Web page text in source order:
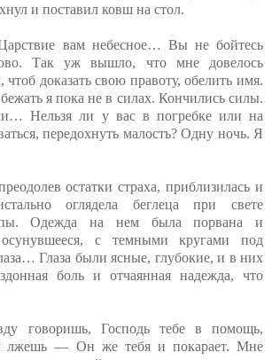
и поставил ковш на стол.
вам небесное… Вы не бойтесь
Так уж вышло, что мне довелось
чтоб доказать свою правоту, обелить имя.
я пока не в силах. Кончились силы.
Нельзя ли у вас в погребке или на
передохнуть малость? Одну ночь. Я
остатки страха, приблизилась и
оглядела беглеца при свете
Одежда на нем была порвана и
с темными кругами под
Глаза были ясные, глубокие, и в них
боль и отчаянная надежда, что
говоришь, Господь тебе в помощь,
лжешь — Он же тебя и покарает. Мне